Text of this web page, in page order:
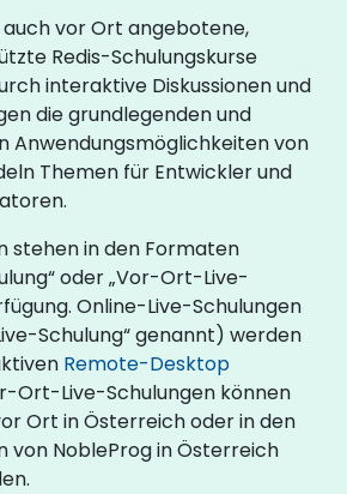
auch vor Ort angebotene,
Redis-Schulungskurse
interaktive Diskussionen und
die grundlegenden und
Anwendungsmöglichkeiten von
Themen für Entwickler und
stehen in den Formaten
oder „Vor-Ort-Live-
Online-Live-Schulungen
Schulung“ genannt) werden
Remote-Desktop
Ort-Live-Schulungen können
Ort in Österreich oder in den
von NobleProg in Österreich